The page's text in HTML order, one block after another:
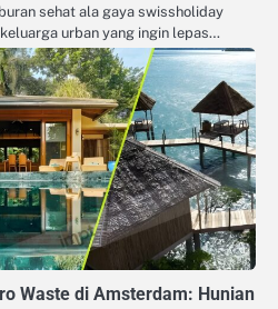
sehat ala gaya swissholiday
urban yang ingin lepas…
Waste di Amsterdam: Hunian